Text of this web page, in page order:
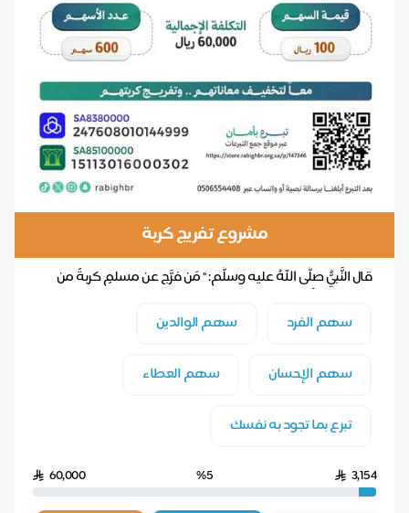
مشروع تفريج كربة
قال النَّبيُّ صلَّى اللهُ عليه وسلَّم: " مَن فرَّج عن مسلمٍ كربةً من
سهم الفرد
سهم الوالدين
سهم الإحسان سهم العطاء
تبرع بما تجود به نفسك
3,154
%5
60,000